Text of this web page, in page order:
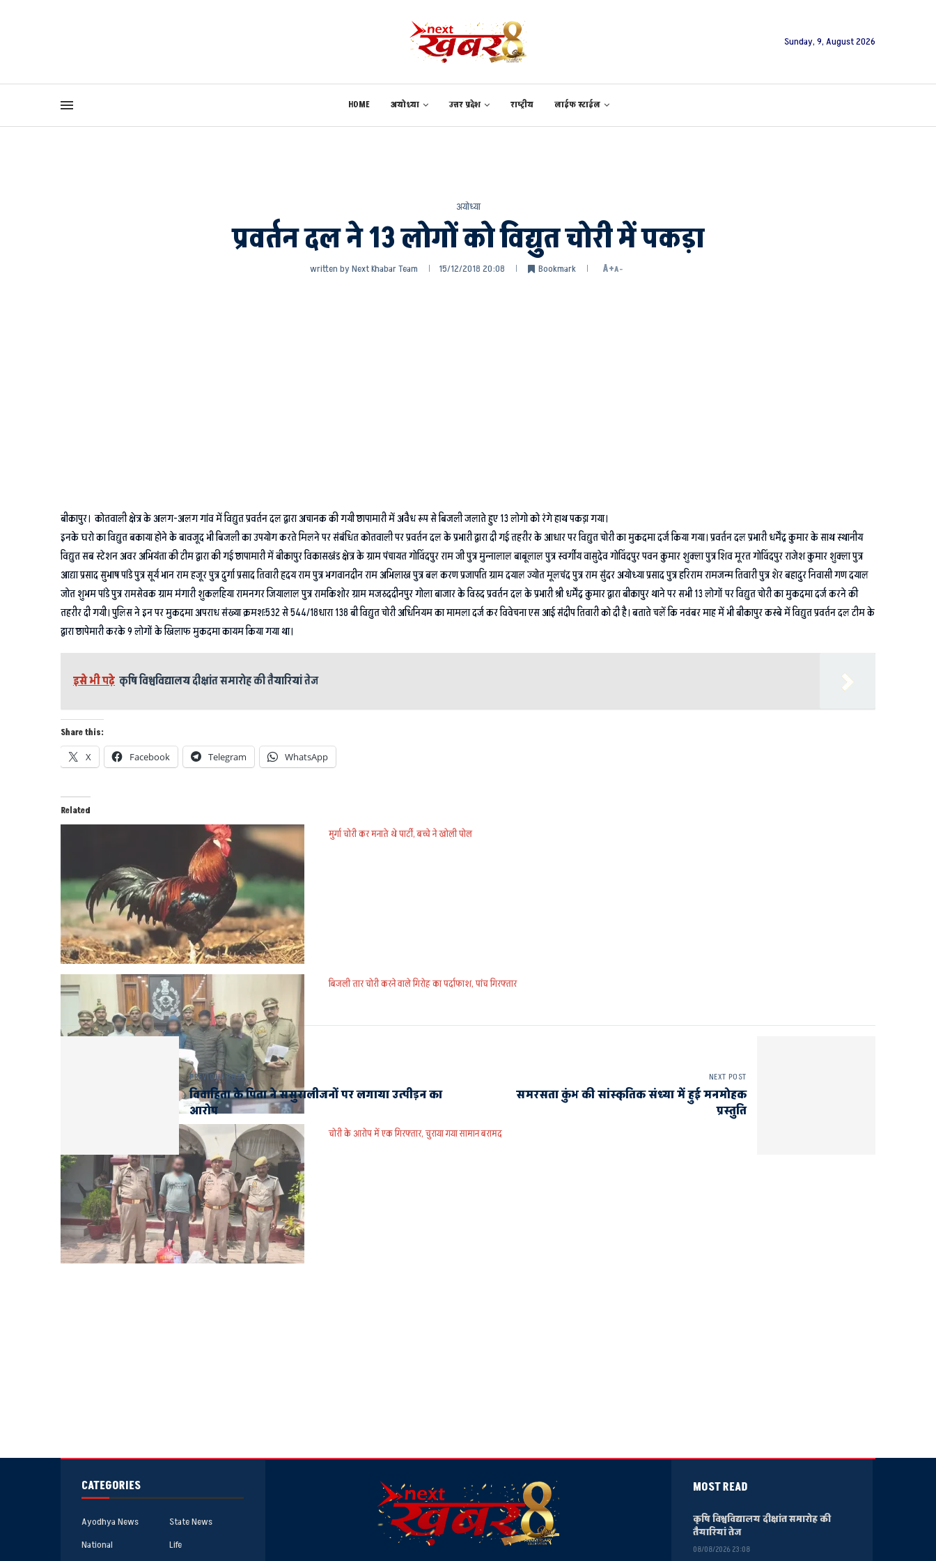
Sunday, 9, August 2026
HOME अयोध्या उत्तर प्रदेश राष्ट्रीय लाईफ स्टाईल
अयोध्या
प्रवर्तन दल ने 13 लोगों को विद्युत चोरी में पकड़ा
written byNext Khabar Team 15/12/2018 20:08 Bookmark A+A-
बीकापुर। कोतवाली क्षेत्र के अलग-अलग गांव में विद्युत प्रवर्तन दल द्वारा अचानक की गयी छापामारी में अवैध रूप से बिजली जलाते हुए 13 लोगो को रंगे हाथ पकड़ा गया।
इनके घरो का विद्युत बकाया होने के बावजूद भी बिजली का उपयोग करते मिलने पर संबंधित कोतवाली पर प्रवर्तन दल के प्रभारी द्वारा दी गई तहरीर के आधार पर विद्युत चोरी का मुकदमा दर्ज किया गया। प्रवर्तन दल प्रभारी धर्मेंद्र कुमार के साथ स्थानीय
विद्युत सब स्टेशन अवर अभियंता की टीम द्वारा की गई छापामारी में बीकापुर विकासखंड क्षेत्र के ग्राम पंचायत गोविंदपुर राम जी पुत्र मुन्नालाल बाबूलाल पुत्र स्वर्गीय वासुदेव गोविंदपुर पवन कुमार शुक्ला पुत्र शिव मूरत गोविंदपुर राजेश कुमार शुक्ला पुत्र
आद्या प्रसाद सुभाष पांडे पुत्र सूर्य भान राम हजूर पुत्र दुर्गा प्रसाद तिवारी हृदय राम पुत्र भगवानदीन राम अभिलाख पुत्र बल करण प्रजापति ग्राम दयाल ज्योत मूलचंद पुत्र राम सुंदर अयोध्या प्रसाद पुत्र हरिराम रामजन्म तिवारी पुत्र शेर बहादुर निवासी गण दयाल
जोत शुभम पांडे पुत्र रामसेवक ग्राम मंगारी शुकलहिया रामनगर जियालाल पुत्र रामकिशोर ग्राम मजरुददीनपुर गोला बाजार के विरुद प्रवर्तन दल के प्रभारी श्री धर्मेंद्र कुमार द्वारा बीकापुर थाने पर सभी 13 लोगों पर विद्युत चोरी का मुकदमा दर्ज करने की
तहरीर दी गयी। पुलिस ने इन पर मुकदमा अपराध संख्या क्रमशः532 से 544/18धारा 138 बी विद्युत चोरी अधिनियम का मामला दर्ज कर विवेचना एस आई संदीप तिवारी को दी है। बताते चलें कि नवंबर माह में भी बीकापुर कस्बे में विद्युत प्रवर्तन दल टीम के
द्वारा छापेमारी करके 9 लोगों के खिलाफ मुकदमा कायम किया गया था।
इसे भी पढ़े कृषि विश्वविद्यालय दीक्षांत समारोह की तैयारियां तेज
Share this:
X Facebook Telegram WhatsApp
Related
मुर्गा चोरी कर मनाते थे पार्टी, बच्चे ने खोली पोल
बिजली तार चोरी करने वाले गिरोह का पर्दाफाश, पांच गिरफ्तार
चोरी के आरोप में एक गिरफ्तार, चुराया गया सामान बरामद
PREVIOUS POST
विवाहिता के पिता ने ससुरालीजनों पर लगाया उत्पीड़न का
आरोप
NEXT POST
समरसता कुंभ की सांस्कृतिक संध्या में हुई मनमोहक
प्रस्तुति
CATEGORIES
Ayodhya News
State News
National
Life
MOST READ
कृषि विश्वविद्यालय दीक्षांत समारोह की
तैयारियां तेज
08/08/2026 23:08